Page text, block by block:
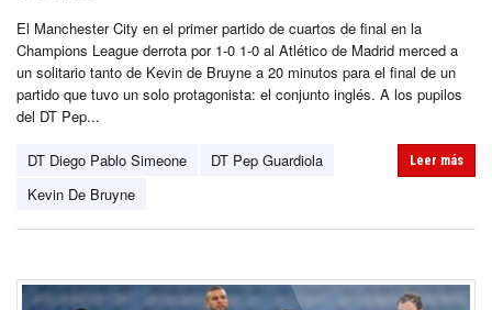
El Manchester City en el primer partido de cuartos de final en la
Champions League derrota por 1-0 1-0 al Atlético de Madrid merced a
un solitario tanto de Kevin de Bruyne a 20 minutos para el final de un
partido que tuvo un solo protagonista: el conjunto inglés. A los pupilos
del DT Pep...
DT Diego Pablo Simeone
DT Pep Guardiola
Kevin De Bruyne
Leer más